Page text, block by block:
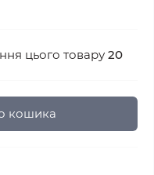
цього товару 20
кошика